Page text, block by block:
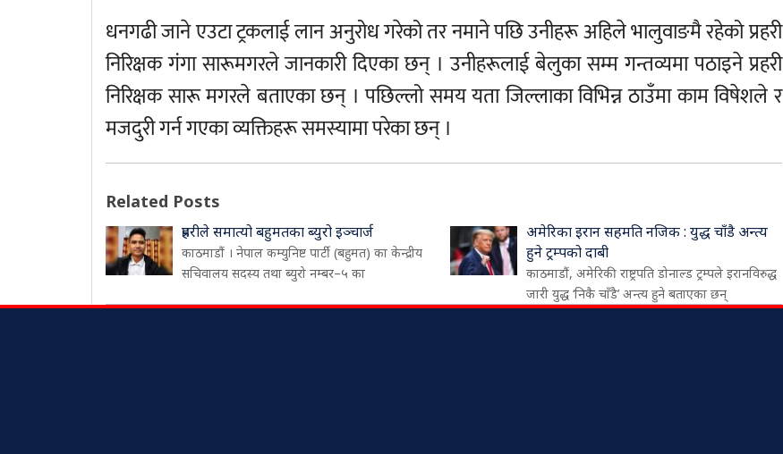
धनगढी जाने एउटा ट्रकलाई लान अनुरोध गरेको तर नमाने पछि उनीहरू अहिले भालुवाङमै रहेको प्रहरी
निरिक्षक गंगा सारूमगरले जानकारी दिएका छन् । उनीहरूलाई बेलुका सम्म गन्तव्यमा पठाइने प्रहरी
निरिक्षक सारू मगरले बताएका छन् । पछिल्लो समय यता जिल्लाका विभिन्न ठाउँमा काम विषेशले र
मजदुरी गर्न गएका व्यक्तिहरू समस्यामा परेका छन् ।
Related Posts
प्रहरीले समात्यो बहुमतका ब्युरो इञ्चार्ज
काठमाडौं । नेपाल कम्युनिष्ट पार्टी (बहुमत) का केन्द्रीय
सचिवालय सदस्य तथा ब्युरो नम्बर–५ का
अमेरिका इरान सहमति नजिक : युद्ध चाँडै अन्त्य
हुने ट्रम्पको दाबी
काठमाडौं, अमेरिकी राष्ट्रपति डोनाल्ड ट्रम्पले इरानविरुद्ध
जारी युद्ध ‘निकै चाँडै’ अन्त्य हुने बताएका छन्